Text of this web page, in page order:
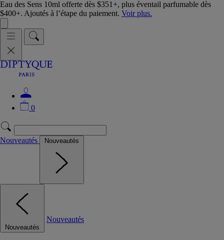
Eau des Sens 10ml offerte dès $351+, plus éventail parfumable dès
$400+. Ajoutés à l’étape du paiement. Voir plus.
0
Nouveautés Nouveautés
Nouveautés
Nouveautés